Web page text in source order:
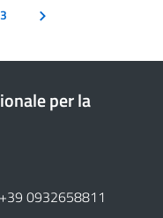
3
per la
0932658811